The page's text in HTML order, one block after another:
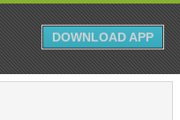
DOWNLOAD APP